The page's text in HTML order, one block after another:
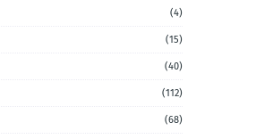
(4)
(15)
(40)
(112)
(68)